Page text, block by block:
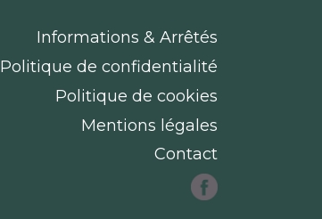
Informations & Arrêtés
Politique de confidentialité
Politique de cookies
Mentions légales
Contact